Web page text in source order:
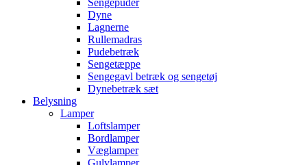
Sengepuder
Dyne
Lagnerne
Rullemadras
Pudebetræk
Sengetæppe
Sengegavl betræk og sengetøj
Dynebetræk sæt
Belysning
Lamper
Loftslamper
Bordlamper
Væglamper